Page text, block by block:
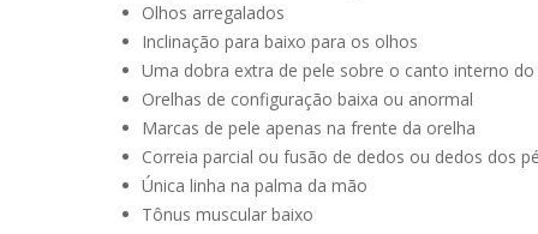
Olhos arregalados
Inclinação para baixo para os olhos
Uma dobra extra de pele sobre o canto interno
Orelhas de configuração baixa ou anormal
Marcas de pele apenas na frente da orelha
Correia parcial ou fusão de dedos ou dedos dos
Única linha na palma da mão
Tônus muscular baixo